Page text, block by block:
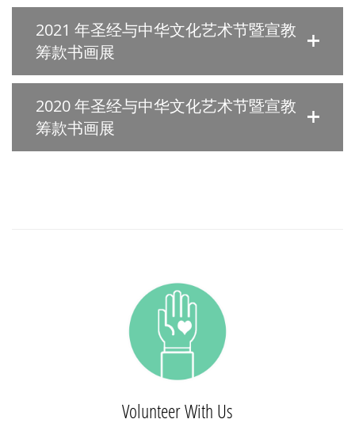
2021 年圣经与中华文化艺术节暨宣教
筹款书画展
2020 年圣经与中华文化艺术节暨宣教
筹款书画展
Volunteer With Us